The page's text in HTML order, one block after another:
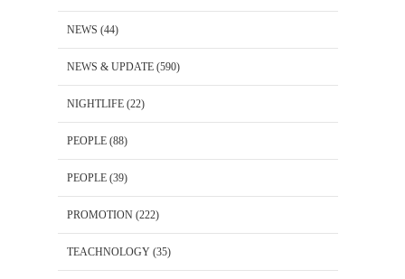
NEWS (44)
NEWS & UPDATE (590)
NIGHTLIFE (22)
PEOPLE (88)
PEOPLE (39)
PROMOTION (222)
TEACHNOLOGY (35)